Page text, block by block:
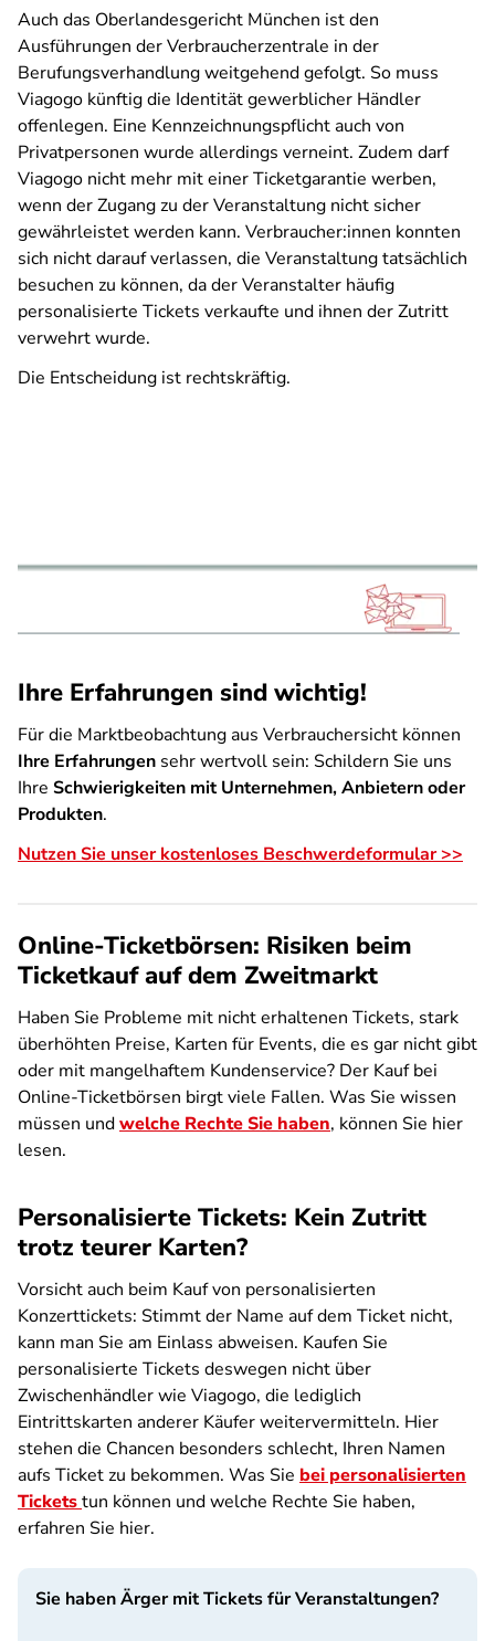
Auch das Oberlandesgericht München ist den
Ausführungen der Verbraucherzentrale in der
Berufungsverhandlung weitgehend gefolgt. So muss
Viagogo künftig die Identität gewerblicher Händler
offenlegen. Eine Kennzeichnungspflicht auch von
Privatpersonen wurde allerdings verneint. Zudem darf
Viagogo nicht mehr mit einer Ticketgarantie werben,
wenn der Zugang zu der Veranstaltung nicht sicher
gewährleistet werden kann. Verbraucher:innen konnten
sich nicht darauf verlassen, die Veranstaltung tatsächlich
besuchen zu können, da der Veranstalter häufig
personalisierte Tickets verkaufte und ihnen der Zutritt
verwehrt wurde.
Die Entscheidung ist rechtskräftig.
Ihre Erfahrungen sind wichtig!
Für die Marktbeobachtung aus Verbrauchersicht können
Ihre Erfahrungen sehr wertvoll sein: Schildern Sie uns
Ihre Schwierigkeiten mit Unternehmen, Anbietern oder
Produkten.
Nutzen Sie unser kostenloses Beschwerdeformular >>
Online-Ticketbörsen: Risiken beim
Ticketkauf auf dem Zweitmarkt
Haben Sie Probleme mit nicht erhaltenen Tickets, stark
überhöhten Preise, Karten für Events, die es gar nicht gibt
oder mit mangelhaftem Kundenservice? Der Kauf bei
Online-Ticketbörsen birgt viele Fallen. Was Sie wissen
müssen undwelche Rechte Sie haben, können Sie hier
lesen.
Personalisierte Tickets: Kein Zutritt
trotz teurer Karten?
Vorsicht auch beim Kauf von personalisierten
Konzerttickets: Stimmt der Name auf dem Ticket nicht,
kann man Sie am Einlass abweisen. Kaufen Sie
personalisierte Tickets deswegen nicht über
Zwischenhändler wie Viagogo, die lediglich
Eintrittskarten anderer Käufer weitervermitteln. Hier
stehen die Chancen besonders schlecht, Ihren Namen
aufs Ticket zu bekommen. Was Sie bei personalisierten
Ticketstun können und welche Rechte Sie haben,
erfahren Sie hier.
Sie haben Ärger mit Tickets für Veranstaltungen?